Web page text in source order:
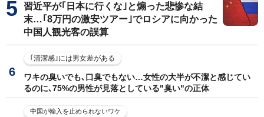
習近平が｢日本に行くな｣と煽った悲惨な結
末…｢8万円の激安ツアー｣でロシアに向かった
中国人観光客の誤算
｢清潔感｣には男女差がある
ワキの臭いでも､口臭でもない…女性の大半が不潔と感じてい
るのに､75%の男性が見落としている"臭い"の正体
中国が輸入を止められないワケ